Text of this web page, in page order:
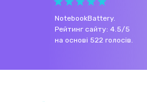
NotebookBattery.
Рейтинг сайту: 4.5/5
на основі 522 голосів.